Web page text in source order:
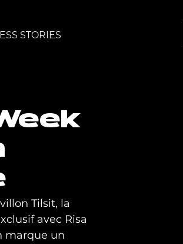
STORIES
Tilsit, la
avec Risa
marque un